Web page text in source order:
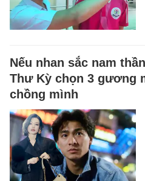
Nếu nhan sắc nam
Thư Kỳ chọn 3 gương
chồng mình